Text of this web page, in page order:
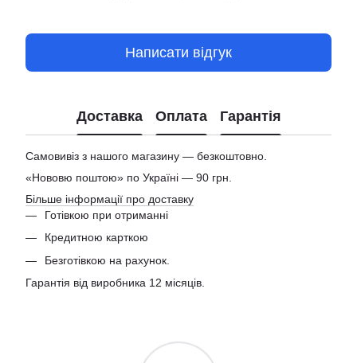
Написати відгук
Доставка Оплата Гарантія
Самовивіз з нашого магазину — безкоштовно.
«Нововю поштою» по Україні — 90 грн.
Більше інформації про доставку
Готівкою при отриманні
Кредитною карткою
Безготівкою на рахунок.
Гарантія від виробника 12 місяців.